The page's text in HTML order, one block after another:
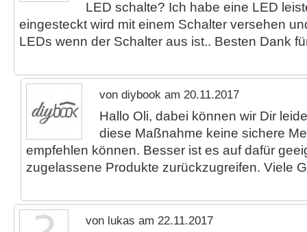
LED schalte? Ich habe eine LED
eingesteckt wird mit einem Schalter versehen
LEDs wenn der Schalter aus ist.. Besten Dank
von diybook am 20.11.2017
Hallo Oli, dabei können wir Dir
diese Maßnahme keine sichere
empfehlen können. Besser ist es auf dafür
zugelassene Produkte zurückzugreifen. Viele
von lukas am 22.11.2017